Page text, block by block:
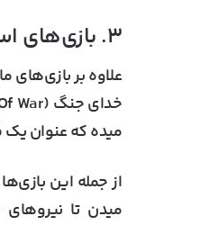
۳. بازی‌های استراتژیک مبتنی بر اساطیر
علاوه بر
میده که عنوان یک
میدن تا